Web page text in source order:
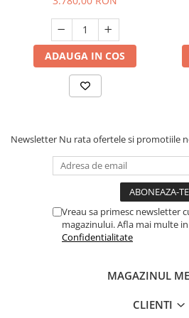
ADAUGA IN COS
Newsletter Nu rata ofertele si promotiile
Vreau sa primesc newsletter
magazinului. Afla mai multe in
Confidentialitate
MAGAZINUL
CLIENTI